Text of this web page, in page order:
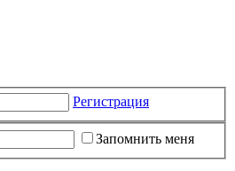
Регистрация
Запомнить меня